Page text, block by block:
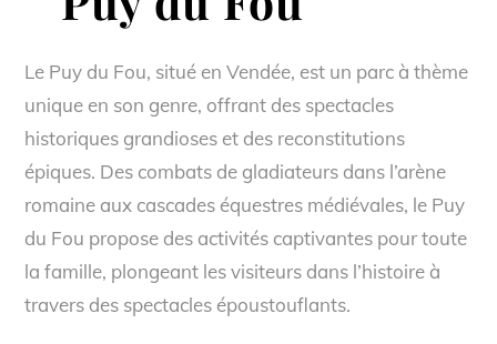
Le Puy du Fou, situé en Vendée, est un parc à thème
unique en son genre, offrant des spectacles
historiques grandioses et des reconstitutions
épiques. Des combats de gladiateurs dans l’arène
romaine aux cascades équestres médiévales, le Puy
du Fou propose des activités captivantes pour toute
la famille, plongeant les visiteurs dans l’histoire à
travers des spectacles époustouflants.